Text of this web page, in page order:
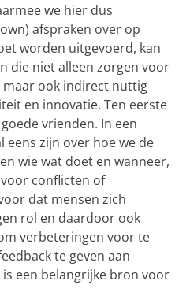
we hier dus
afspraken over op
worden uitgevoerd, kan
die niet alleen zorgen voor
ook indirect nuttig
en innovatie. Ten eerste
vrienden. In een
eens zijn over hoe we de
wie wat doet en wanneer,
conflicten of
dat mensen zich
rol en daardoor ook
verbeteringen voor te
te geven aan
een belangrijke bron voor